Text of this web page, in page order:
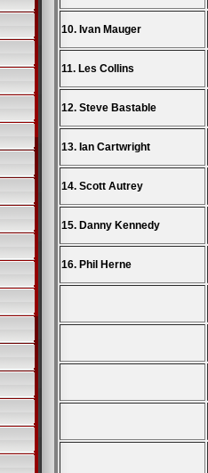
10. Ivan Mauger
11. Les Collins
12. Steve Bastable
13. Ian Cartwright
14. Scott Autrey
15. Danny Kennedy
16. Phil Herne